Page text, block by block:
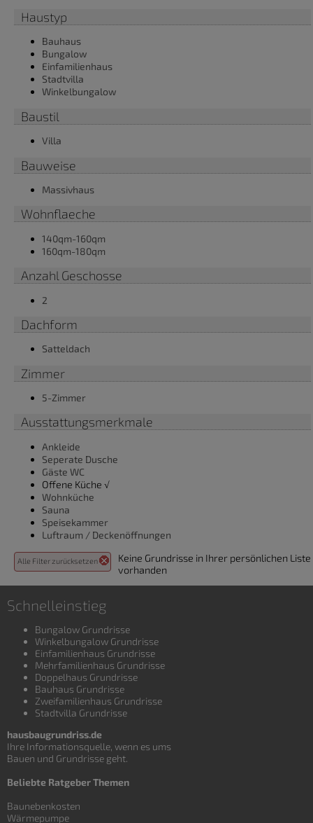
Haustyp
Bauhaus
Bungalow
Einfamilienhaus
Stadtvilla
Winkelbungalow
Baustil
Villa
Bauweise
Massivhaus
Wohnflaeche
140qm-160qm
160qm-180qm
Anzahl Geschosse
2
Dachform
Satteldach
Zimmer
5-Zimmer
Ausstattungsmerkmale
Ankleide
Seperate Dusche
Gäste WC
Offene Küche √
Wohnküche
Sauna
Speisekammer
Luftraum / Deckenöffnungen
Alle Filter zurücksetzen
Keine Grundrisse in Ihrer persönlichen Liste
vorhanden
Schnelleinstieg
Bungalow Grundrisse
Winkelbungalow Grundrisse
Einfamilienhaus Grundrisse
Mehrfamilienhaus Grundrisse
Doppelhaus Grundrisse
Bauhaus Grundrisse
Zweifamilienhaus Grundrisse
Stadtvilla Grundrisse
hausbaugrundriss.de
Ihre Informationsquelle, wenn es ums
Bauen und Grundrisse geht.
Beliebte Ratgeber Themen
Baunebenkosten
Wärmepumpe